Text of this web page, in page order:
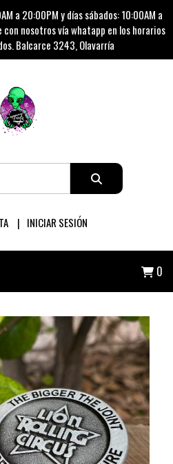
a 20:00PM y días sábados: 10:00AM a
nosotros vía whatapp en los horarios
Balcarce 3243, Olavarría
INICIAR SESIÓN
0